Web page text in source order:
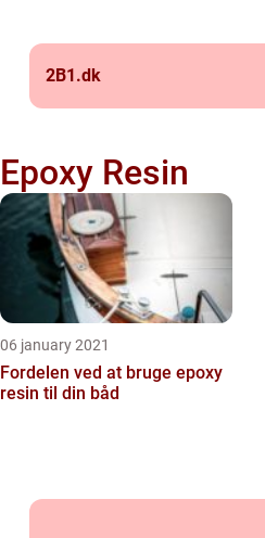
2B1.dk
Epoxy Resin
06 january 2021
Fordelen ved at bruge epoxy
resin til din båd